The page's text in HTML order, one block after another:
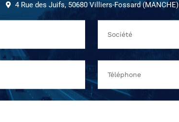
4 Rue des Juifs, 50680 Villiers-Fossard (MANCHE)